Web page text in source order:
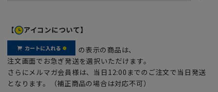
【 アイコンについて】
の表示の商品は、
注文画面でお急ぎ発送を選択いただけます。
さらにメルマガ会員様は、当日12:00までのご注文で当日発送
となります。（補正商品の場合は対応不可）